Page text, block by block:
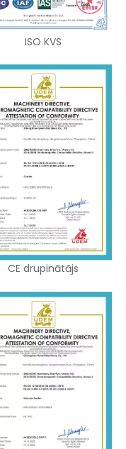
ISO KVS
CE drupinātājs